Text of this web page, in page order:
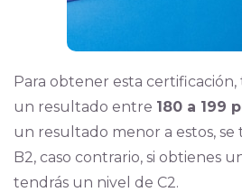
Para obtener esta
un resultado entre 180 a 199
un resultado menor a estos, se
B2, caso contrario, si obtienes
tendrás un nivel de C2.